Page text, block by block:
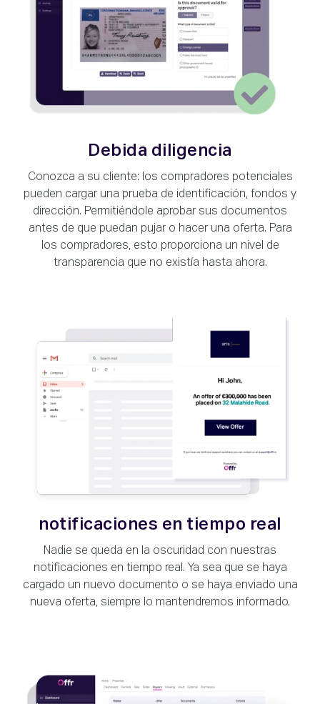
Debida diligencia
Conozca a su cliente: los compradores potenciales
pueden cargar una prueba de identificación, fondos y
dirección. Permitiéndole aprobar sus documentos
antes de que puedan pujar o hacer una oferta. Para
los compradores, esto proporciona un nivel de
transparencia que no existía hasta ahora.
notificaciones en tiempo real
Nadie se queda en la oscuridad con nuestras
notificaciones en tiempo real. Ya sea que se haya
cargado un nuevo documento o se haya enviado una
nueva oferta, siempre lo mantendremos informado.